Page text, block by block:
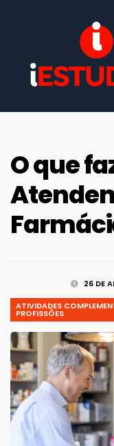
O que
26 DE
ATIVIDADES
PROFISSÕES